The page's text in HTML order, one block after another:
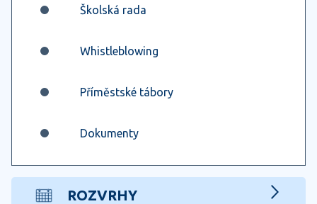
Školská rada
Whistleblowing
Příměstské tábory
Dokumenty
ROZVRHY